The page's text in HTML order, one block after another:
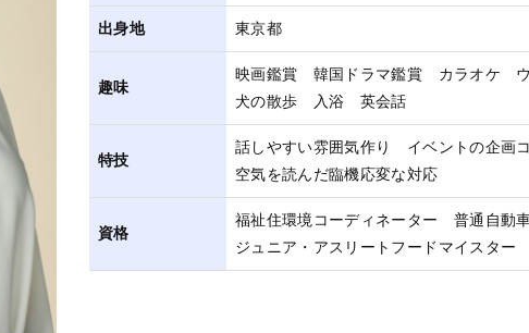
出身地 東京都
趣味
映画鑑賞 韓国ドラマ鑑賞 カラオケ
犬の散歩 入浴 英会話
特技
話しやすい雰囲気作り イベントの企画
空気を読んだ臨機応変な対応
資格
福祉住環境コーディネーター 普通自動
ジュニア・アスリートフードマイスター